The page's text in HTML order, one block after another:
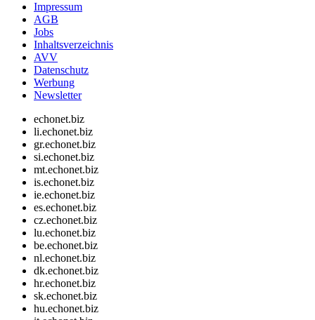
Impressum
AGB
Jobs
Inhaltsverzeichnis
AVV
Datenschutz
Werbung
Newsletter
echonet.biz
li.echonet.biz
gr.echonet.biz
si.echonet.biz
mt.echonet.biz
is.echonet.biz
ie.echonet.biz
es.echonet.biz
cz.echonet.biz
lu.echonet.biz
be.echonet.biz
nl.echonet.biz
dk.echonet.biz
hr.echonet.biz
sk.echonet.biz
hu.echonet.biz